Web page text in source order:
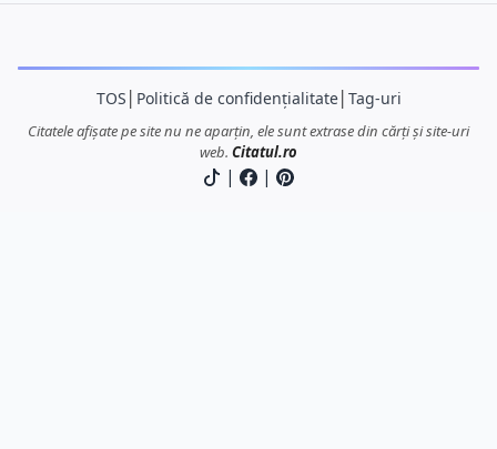
TOS Politică de confidențialitate│ Tag-uri
Citatele afișate pe site nu ne aparțin, ele sunt extrase din cărți și site-uri
web. Citatul.ro
| |